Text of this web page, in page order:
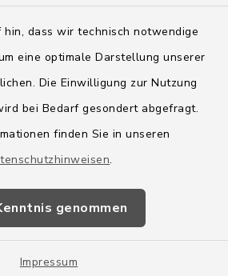
dass wir technisch notwendige
eine optimale Darstellung unserer
Die Einwilligung zur Nutzung
bei Bedarf gesondert abgefragt.
finden Sie in unseren
.
genommen
Impressum
Impressum
Sitemap